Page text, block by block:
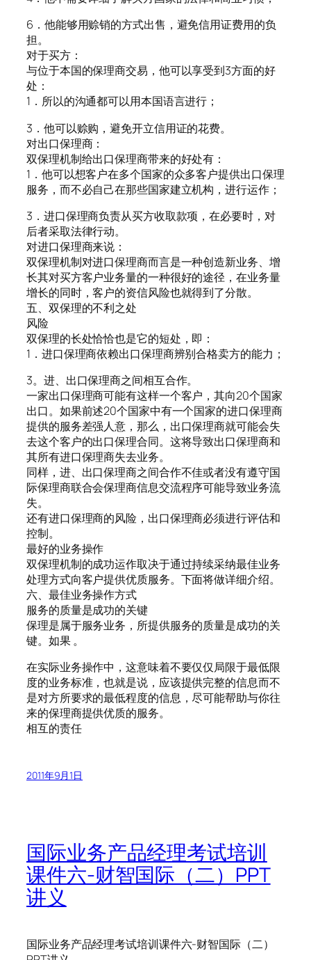
6．他能够用赊销的方式出售，避免信用证费用的负
担。
对于买方：
与位于本国的保理商交易，他可以享受到3方面的好
处：
1．所以的沟通都可以用本国语言进行；
3．他可以赊购，避免开立信用证的花费。
对出口保理商：
双保理机制给出口保理商带来的好处有：
1．他可以想客户在多个国家的众多客户提供出口保理
服务，而不必自己在那些国家建立机构，进行运作；
3．进口保理商负责从买方收取款项，在必要时，对
后者采取法律行动。
对进口保理商来说：
双保理机制对进口保理商而言是一种创造新业务、增
长其对买方客户业务量的一种很好的途径，在业务量
增长的同时，客户的资信风险也就得到了分散。
五、双保理的不利之处
风险
双保理的长处恰恰也是它的短处，即：
1．进口保理商依赖出口保理商辨别合格卖方的能力；
3。进、出口保理商之间相互合作。
一家出口保理商可能有这样一个客户，其向20个国家
出口。如果前述20个国家中有一个国家的进口保理商
提供的服务差强人意，那么，出口保理商就可能会失
去这个客户的出口保理合同。这将导致出口保理商和
其所有进口保理商失去业务。
同样，进、出口保理商之间合作不佳或者没有遵守国
际保理商联合会保理商信息交流程序可能导致业务流
失。
还有进口保理商的风险，出口保理商必须进行评估和
控制。
最好的业务操作
双保理机制的成功运作取决于通过持续采纳最佳业务
处理方式向客户提供优质服务。下面将做详细介绍。
六、最佳业务操作方式
服务的质量是成功的关键
保理是属于服务业务，所提供服务的质量是成功的关
键。如果 。
在实际业务操作中，这意味着不要仅仅局限于最低限
度的业务标准，也就是说，应该提供完整的信息而不
是对方所要求的最低程度的信息，尽可能帮助与你往
来的保理商提供优质的服务。
相互的责任
2011年9月1日
国际业务产品经理考试培训
课件六-财智国际（二）PPT
讲义
国际业务产品经理考试培训课件六-财智国际（二）